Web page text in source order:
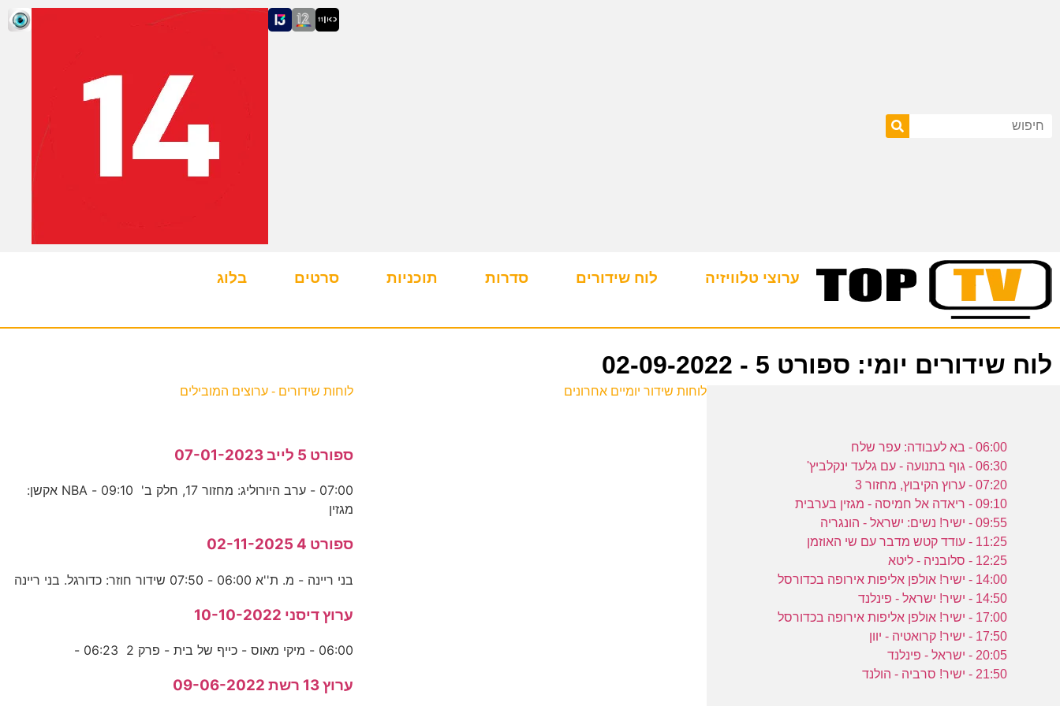
ערוצי טלוויזיה לוח שידורים סדרות תוכניות סרטים בלוג
לוח שידורים יומי: ספורט 5 - 02-09-2022
06:00 - בא לעבודה: עפר שלח
06:30 - גוף בתנועה - עם גלעד ינקלביץ'
07:20 - ערוץ הקיבוץ, מחזור 3
09:10 - ריאדה אל חמיסה - מגזין בערבית
09:55 - ישיר! נשים: ישראל - הונגריה
11:25 - עודד קטש מדבר עם שי האוזמן
12:25 - סלובניה - ליטא
14:00 - ישיר! אולפן אליפות אירופה בכדורסל
14:50 - ישיר! ישראל - פינלנד
17:00 - ישיר! אולפן אליפות אירופה בכדורסל
17:50 - ישיר! קרואטיה - יוון
20:05 - ישראל - פינלנד
21:50 - ישיר! סרביה - הולנד
לוחות שידור יומיים אחרונים לוחות שידורים - ערוצים המובילים
ספורט 5 לייב 07-01-2023
07:00 - ערב היורוליג: מחזור 17, חלק ב' 09:10 - NBA אקשן:
מגזין
ספורט 4 02-11-2025
בני ריינה - מ. ת''א 06:00 - 07:50 שידור חוזר: כדורגל. בני ריינה
ערוץ דיסני 10-10-2022
06:00 - מיקי מאוס - כייף של בית - פרק 2 06:23 -
ערוץ 13 רשת 09-06-2022